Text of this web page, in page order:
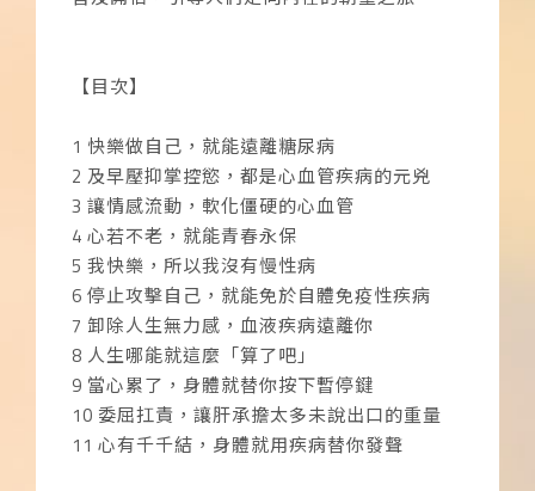
【目次】
1 快樂做自己，就能遠離糖尿病
2 及早壓抑掌控慾，都是心血管疾病的元兇
3 讓情感流動，軟化僵硬的心血管
4 心若不老，就能青春永保
5 我快樂，所以我沒有慢性病
6 停止攻擊自己，就能免於自體免疫性疾病
7 卸除人生無力感，血液疾病遠離你
8 人生哪能就這麼「算了吧」
9 當心累了，身體就替你按下暫停鍵
10 委屈扛責，讓肝承擔太多未說出口的重量
11 心有千千結，身體就用疾病替你發聲